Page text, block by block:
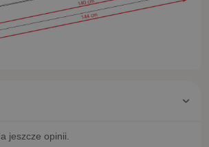
jeszcze opinii.